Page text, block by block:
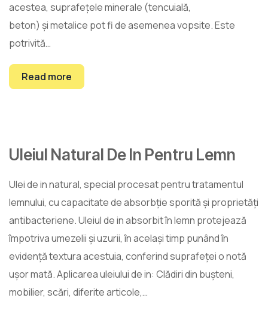
acestea, suprafețele minerale (tencuială,
beton) și metalice pot fi de asemenea vopsite. Este
potrivită…
Read more
26
mart.
Uleiul Natural De In Pentru Lemn
Ulei de in natural, special procesat pentru tratamentul
lemnului, cu capacitate de absorbție sporită și proprietăți
antibacteriene. Uleiul de in absorbit în lemn protejează
împotriva umezelii și uzurii, în același timp punând în
evidență textura acestuia, conferind suprafeței o notă
ușor mată. Aplicarea uleiului de in: Clădiri din bușteni,
mobilier, scări, diferite articole,…